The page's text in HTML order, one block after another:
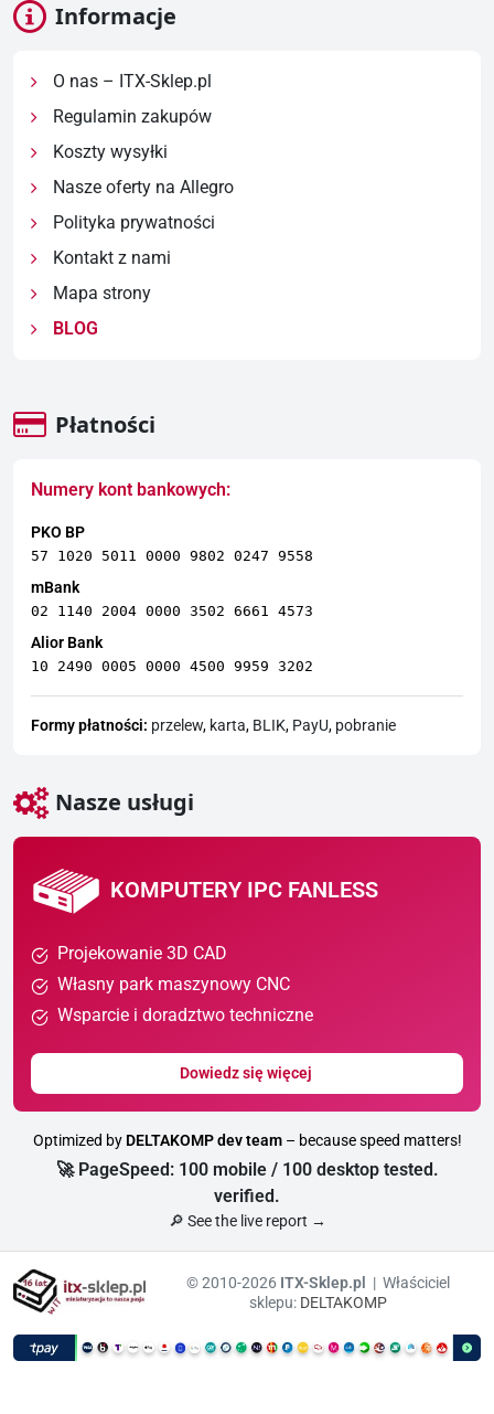
Informacje
O nas – ITX-Sklep.pl
Regulamin zakupów
Koszty wysyłki
Nasze oferty na Allegro
Polityka prywatności
Kontakt z nami
Mapa strony
BLOG
Płatności
Numery kont bankowych:
PKO BP
57 1020 5011 0000 9802 0247 9558
mBank
02 1140 2004 0000 3502 6661 4573
Alior Bank
10 2490 0005 0000 4500 9959 3202
Formy płatności: przelew, karta, BLIK, PayU, pobranie
Nasze usługi
KOMPUTERY IPC FANLESS
Projekowanie 3D CAD
Własny park maszynowy CNC
Wsparcie i doradztwo techniczne
Dowiedz się więcej
Optimized by DELTAKOMP dev team– because speed matters!
🚀 PageSpeed: 100 mobile / 100 desktop tested.
verified.
🔎 See the live report →
© 2010-2026 ITX-Sklep.pl
| Właściciel
sklepu: DELTAKOMP